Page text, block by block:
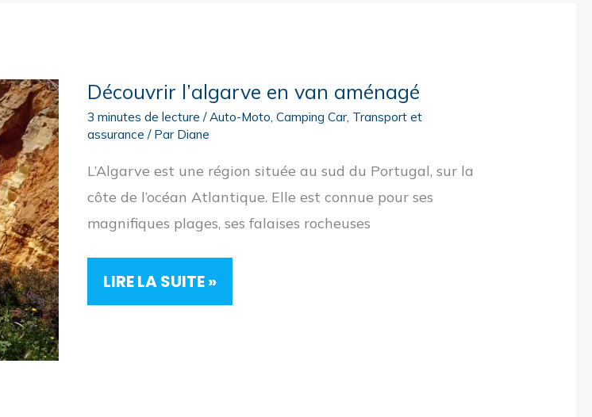
Découvrir l’algarve en van aménagé
3 minutes de lecture /Auto-Moto, Camping Car, Transport et
assurance / Par Diane
L’Algarve est une région située au sud du Portugal, sur la
côte de l’océan Atlantique. Elle est connue pour ses
magnifiques plages, ses falaises rocheuses
DÉCOUVRIR
EN
LIRE LA SUITE »